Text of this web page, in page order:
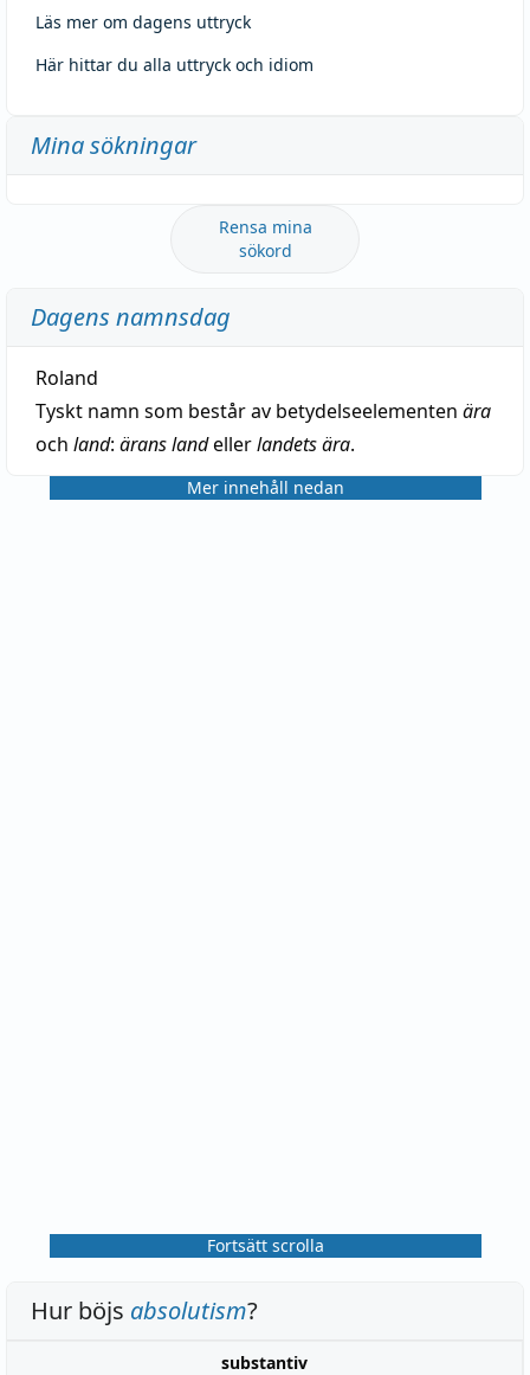
Läs mer om dagens uttryck
Här hittar du alla uttryck och idiom
Mina sökningar
Rensa mina
sökord
Dagens namnsdag
Roland
Tyskt namn som består av betydelseelementen ära
och land: ärans landellerlandets ära.
Mer innehåll nedan
Fortsätt scrolla
Hur böjs absolutism?
substantiv